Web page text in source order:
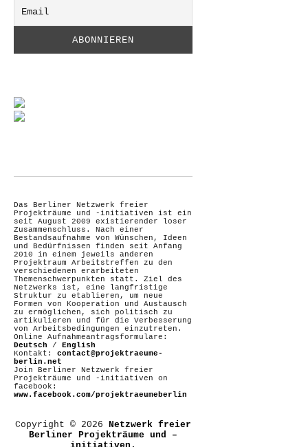
Das Berliner Netzwerk freier
Projekträume und -initiativen ist ein
seit August 2009 existierender loser
Zusammenschluss. Nach einer
Bestandsaufnahme von Wünschen, Ideen
und Bedürfnissen finden seit Anfang
2010 in einem jeweils anderen
Projektraum Arbeitstreffen zu den
verschiedenen erarbeiteten
Themenschwerpunkten statt. Ziel des
Netzwerks ist, eine langfristige
Struktur zu etablieren, um neue
Formen von Kooperation und Austausch
zu ermöglichen, sich politisch zu
artikulieren und für die Verbesserung
von Arbeitsbedingungen einzutreten.
Online Aufnahmeantragsformulare:
Deutsch /
English
Kontakt: contact@projektraeume-
berlin.net
Join Berliner Netzwerk freier
Projekträume und -initiativen on
facebook:
www.facebook.com/projektraeumeberlin
Copyright © 2026 Netzwerk freier
Berliner Projekträume und –